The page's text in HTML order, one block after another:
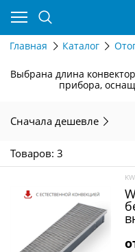
Главная Каталог
Выбрана длина
прибора,
Сначала дешевле
Товаров: 3